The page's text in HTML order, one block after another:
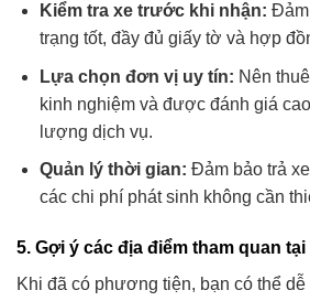
Kiểm tra xe trước khi nhận: Đảm
trạng tốt, đầy đủ giấy tờ và hợp
Lựa chọn đơn vị uy tín: Nên
kinh nghiệm và được đánh giá
lượng dịch vụ.
Quản lý thời gian: Đảm bảo trả
các chi phí phát sinh không cần
5. Gợi ý các địa điểm tham quan tại
Khi đã có phương tiện, bạn có thể